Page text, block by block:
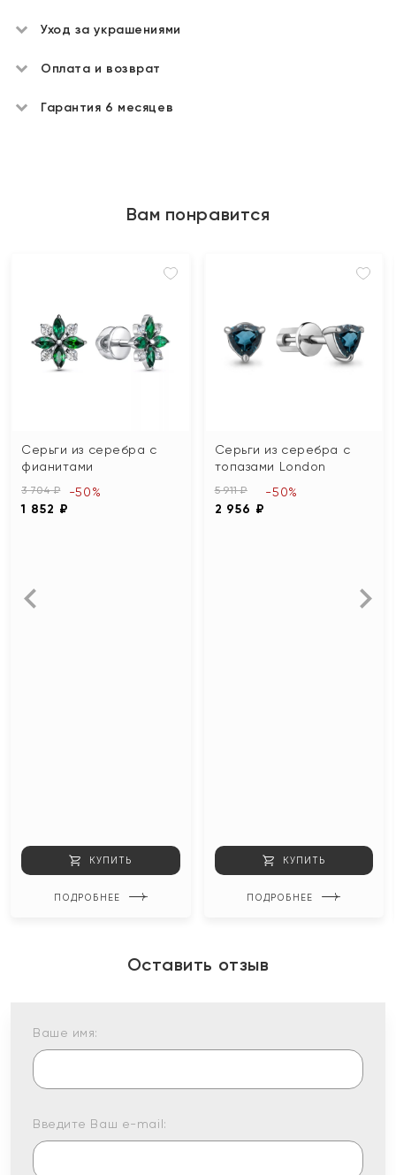
Уход за украшениями
Оплата и возврат
Гарантия 6 месяцев
Вам понравится
Серьги из серебра с
фианитами
3 704 ₽
1 852 ₽
-50%
КУПИТЬ
ПОДРОБНЕЕ
Серьги из серебра с
топазами London
5 911 ₽
2 956 ₽
-50%
КУПИТЬ
ПОДРОБНЕЕ
Оставить отзыв
Ваше имя:
Введите Ваш e-mail: